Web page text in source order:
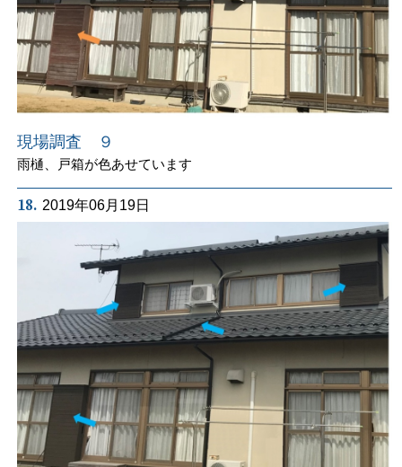
現場調査 ９
雨樋、戸箱が色あせています
18. 2019年06月19日